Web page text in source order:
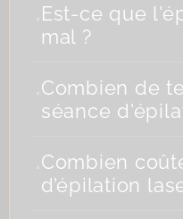
.Est-ce que
mal ?
.Combien de
séance
.Combien
d’épilation